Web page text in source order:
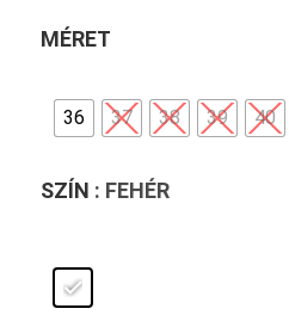
MÉRET
36 37 38 39 40
SZÍN : FEHÉR